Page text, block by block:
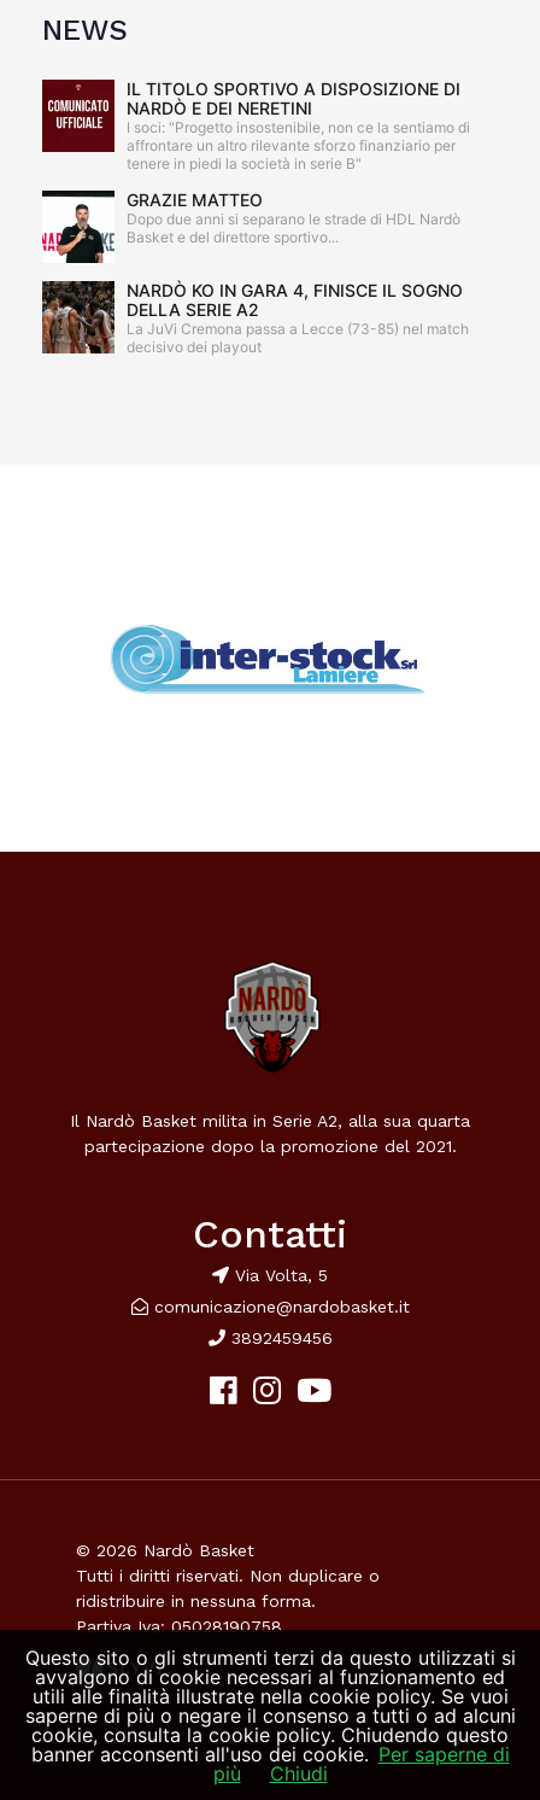
NEWS
IL TITOLO SPORTIVO A DISPOSIZIONE DI
NARDÒ E DEI NERETINI
I soci: "Progetto insostenibile, non ce la sentiamo di
affrontare un altro rilevante sforzo finanziario per
tenere in piedi la società in serie B"
GRAZIE MATTEO
Dopo due anni si separano le strade di HDL Nardò
Basket e del direttore sportivo...
NARDÒ KO IN GARA 4, FINISCE IL SOGNO
DELLA SERIE A2
La JuVi Cremona passa a Lecce (73-85) nel match
decisivo dei playout
Il Nardò Basket milita in Serie A2, alla sua quarta
partecipazione dopo la promozione del 2021.
Contatti
Via Volta, 5
comunicazione@nardobasket.it
3892459456
© 2026 Nardò Basket
Tutti i diritti riservati. Non duplicare o
ridistribuire in nessuna forma.
Partiva Iva: 05028190758
Questo sito o gli strumenti terzi da questo utilizzati si
avvalgono di cookie necessari al funzionamento ed
utili alle finalità illustrate nella cookie policy. Se vuoi
saperne di più o negare il consenso a tutti o ad alcuni
cookie, consulta la cookie policy. Chiudendo questo
banner acconsenti all'uso dei cookie. Per saperne di
più
Chiudi